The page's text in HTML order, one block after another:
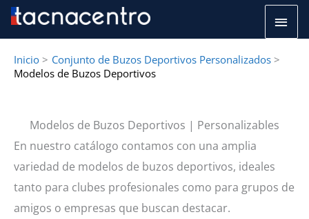
Inicio
Conjunto de Buzos Deportivos Personalizados
Modelos de Buzos Deportivos
Modelos de Buzos Deportivos | Personalizables
En nuestro catálogo contamos con una amplia
variedad de modelos de buzos deportivos, ideales
tanto para clubes profesionales como para grupos de
amigos o empresas que buscan destacar.